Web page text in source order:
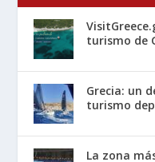
turismo de
Grecia: un
turismo
La zona